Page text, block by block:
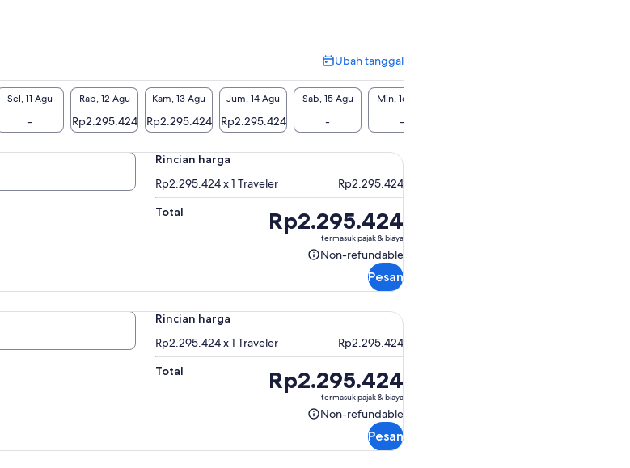
Ubah tanggal
Ubah
tanggal
Sel, 11 Agu
-
Rab, 12 Agu
Rp2.295.424
Kam, 13 Agu
Rp2.295.424
Jum, 14 Agu
Rp2.295.424
Sab, 15 Agu
-
Min, 16 Agu
-
Rincian harga
Rp2.295.424 x 1 Traveler
Rp2.295.424
Total
Harga
Rp2.295.424
Rp2.295.424
termasuk pajak & biaya
Non-refundable
Non-
Pesan
Rincian harga
Rp2.295.424 x 1 Traveler
Rp2.295.424
Total
Harga
Rp2.295.424
Rp2.295.424
termasuk pajak & biaya
Non-refundable
Non-
Pesan